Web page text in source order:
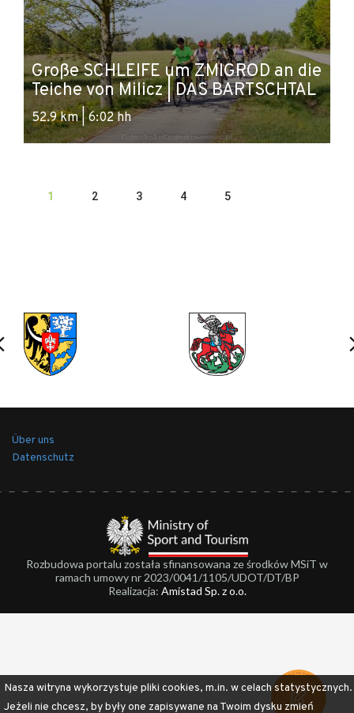
Große SCHLEIFE um ZMIGROD an die
Teiche von Milicz | DAS BARTSCHTAL
52.9 km | 6:02 hh
1 2 3 4 5
Über uns
Datenschutz
Rozbudowa portalu została sfinansowana ze środków MSiT w
ramach umowy nr 2023/0041/1105/UDOT/DT/BP
Realizacja: Amistad Sp. z o.o.
Nasza witryna wykorzystuje pliki cookies, m.in. w celach statystycznych.
Jeżeli nie chcesz, by były one zapisywane na Twoim dysku zmień